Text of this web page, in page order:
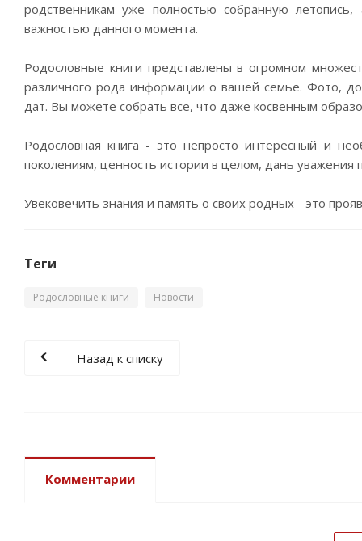
родственникам уже полностью собранную
важностью данного момента.
Родословные книги представлены в огромном
различного рода информации о вашей семье. Фото,
дат. Вы можете собрать все, что даже косвенным
Родословная книга - это непросто интересный и
поколениям, ценность истории в целом, дань уважения
Увековечить знания и память о своих родных - это
Теги
Родословные книги Новости
Назад к списку
Комментарии